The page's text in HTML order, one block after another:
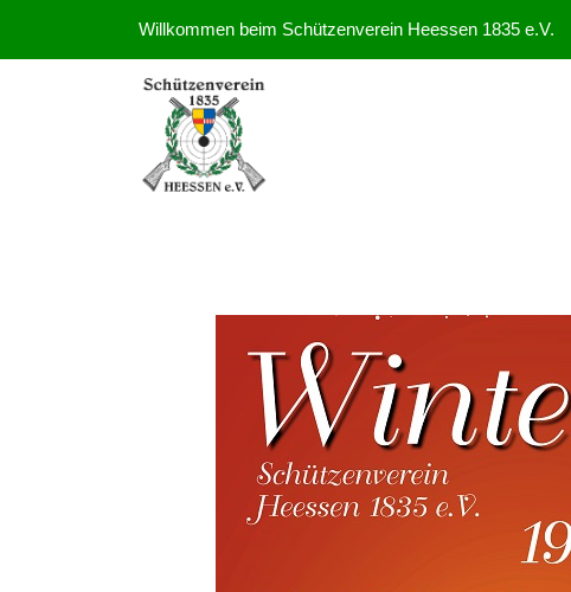
Willkommen beim Schützenverein Heessen 1835 e.V.